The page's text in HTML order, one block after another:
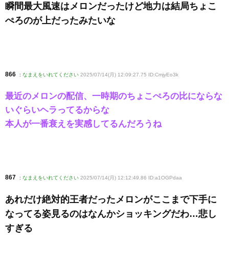
瞬間最大風速はメロンだったけど地力は結局ちょこ
ぺろのが上だったみたいな
866 : なまえをいれてください 2025/07/14(月) 12:09:27.75 ID:CmjyEo3k
最近のメロンの配信、一時期のちょこぺろの比にならな
いぐらいヘラってるからな
本人が一番衰えを実感してるんだろうね
867 : なまえをいれてください 2025/07/14(月) 12:12:49.86 ID:a1OGPdaa
あれだけ絶対的王者だったメロンがここまで下手に
なってる姿見るのはなんかショッキングだわ…悲し
すぎる